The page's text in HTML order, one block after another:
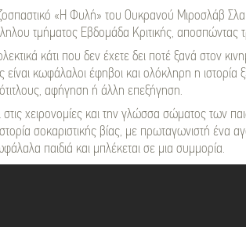
«Η Φυλή» του Ουκρανού Μιροσλάβ
τμήματος Εβδομάδα Κριτικής, αποσπώντας
κάτι που δεν έχετε δει ποτέ ξανά στον
κωφάλαλοι έφηβοι και ολόκληρη η ιστορία
αφήγηση ή άλλη επεξήγηση.
χειρονομίες και την γλώσσα σώματος των
σοκαριστικής βίας, με πρωταγωνιστή ένα
παιδιά και μπλέκεται σε μια συμμορία.